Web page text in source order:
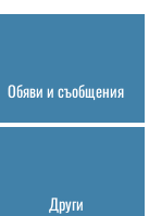
Обяви и съобщения
Други